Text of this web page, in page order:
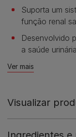
Suporta um
função renal
Desenvolvido
a saúde
Ver mais
Visualizar